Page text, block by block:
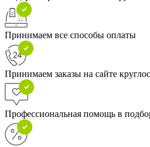
Принимаем все способы оплаты
Принимаем заказы на сайте
Профессиональная помощь в